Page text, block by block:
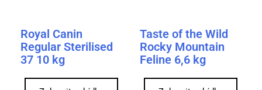
Royal Canin
Regular Sterilised
37 10 kg
Taste of the Wild
Rocky Mountain
Feline 6,6 kg